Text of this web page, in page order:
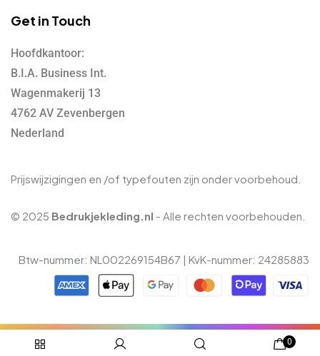
Get in Touch
Hoofdkantoor:
B.I.A. Business Int.
Wagenmakerij 13
4762 AV Zevenbergen
Nederland
Prijswijzigingen en /of typefouten zijn onder voorbehoud.
© 2025 Bedrukjekleding.nl - Alle rechten voorbehouden.
Btw-nummer: NL002269154B67 | KvK-nummer: 24285883
0